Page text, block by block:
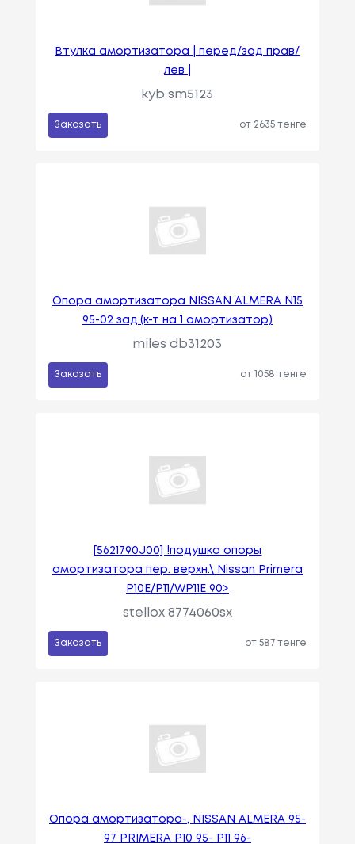
Втулка амортизатора | перед/зад прав/
лев |
kyb sm5123
Заказать от 2635 тенге
Опора амортизатора NISSAN ALMERA N15
95-02 зад.(к-т на 1 амортизатор)
miles db31203
Заказать от 1058 тенге
[5621790J00] !подушка опоры
амортизатора пер. верхн.\ Nissan Primera
P10E/P11/WP11E 90>
stellox 8774060sx
Заказать от 587 тенге
Опора амортизатора-, NISSAN ALMERA 95-
97 PRIMERA P10 95- P11 96-